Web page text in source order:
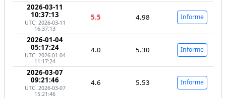
2026-03-11
10:37:13
UTC: 2026-03-11
16:37:13
5.5 4.98 Informe
2026-01-04
05:17:24
UTC: 2026-01-04
11:17:24
4.0 5.30 Informe
2026-03-07
09:21:46
UTC: 2026-03-07
15:21:46
4.6 5.53 Informe